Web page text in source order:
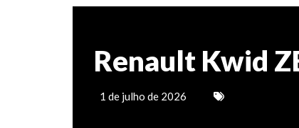
Renault Kwid
1 de julho de 2026